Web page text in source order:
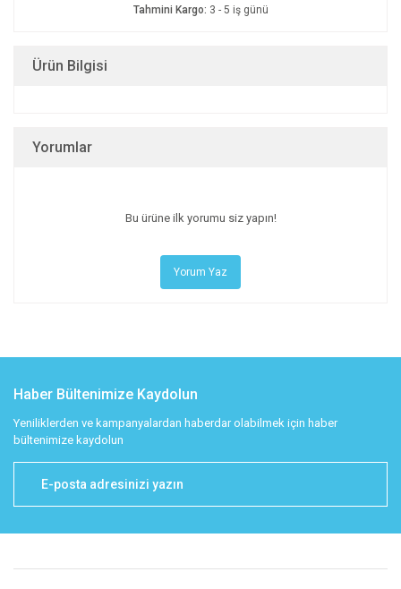
Tahmini Kargo: 3 - 5 iş günü
Ürün Bilgisi
Yorumlar
Bu ürüne ilk yorumu siz yapın!
Yorum Yaz
Haber Bültenimize Kaydolun
Yeniliklerden ve kampanyalardan haberdar olabilmek için haber
bültenimize kaydolun